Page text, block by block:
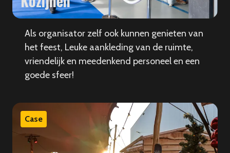
Als organisator zelf ook kunnen genieten van
het feest, Leuke aankleding van de ruimte,
vriendelijk en meedenkend personeel en een
goede sfeer!
Case